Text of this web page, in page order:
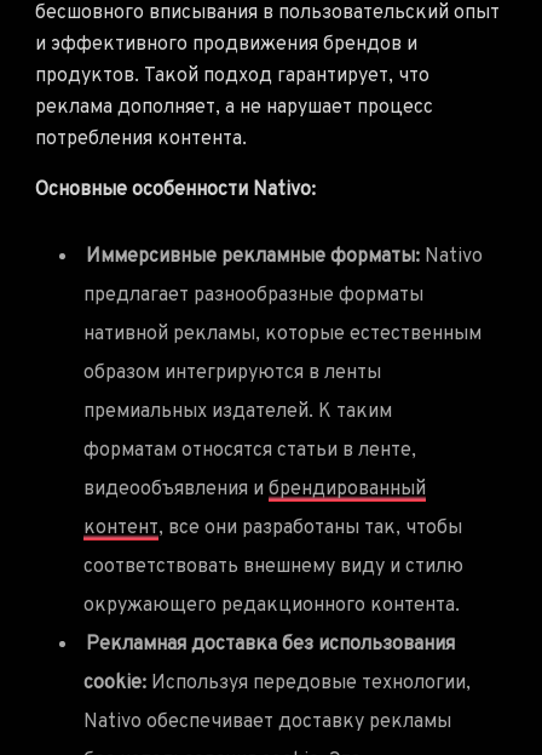
бесшовного вписывания в пользовательский опыт
и эффективного продвижения брендов и
продуктов. Такой подход гарантирует, что
реклама дополняет, а не нарушает процесс
потребления контента.
Основные особенности Nativo:
Иммерсивные рекламные форматы: Nativo
предлагает разнообразные форматы
нативной рекламы, которые естественным
образом интегрируются в ленты
премиальных издателей. К таким
форматам относятся статьи в ленте,
видеообъявления и брендированный
контент, все они разработаны так, чтобы
соответствовать внешнему виду и стилю
окружающего редакционного контента.
Рекламная доставка без использования
cookie: Используя передовые технологии,
Nativo обеспечивает доставку рекламы